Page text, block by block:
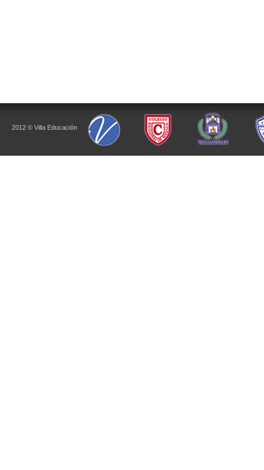
2012 © Villa Educación